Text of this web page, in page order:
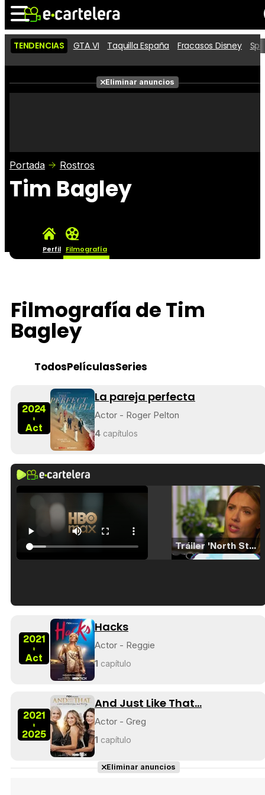
Noticias Cartelera
Películas
Críticas
TENDENCIAS GTA VI Taquilla España Fracasos Disney
Eliminar anuncios
Portada Rostros
Tim Bagley
Perfil Filmografía
Filmografía de Tim
Bagley
TodosPelículasSeries
2024
-
Act
La pareja perfecta
Actor - Roger Pelton
4 capítulos
Tráiler 'North Star' (2023)
2021
-
Act
Hacks
Actor - Reggie
1 capítulo
2021
-
2025
And Just Like That...
Actor - Greg
1 capítulo
Eliminar anuncios